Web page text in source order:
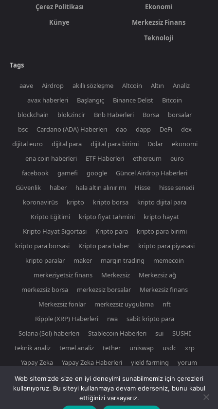
Çerez Politikası
Künye
Ekonomi
Merkezsiz Finans
Teknoloji
Tags
aave Airdrop akıllı sözleşme Altcoin Altın
Analiz
avax haberleri
Başlangıç Binance Delist
Bitcoin
blockchain
blokzincir Bnb Haberleri Borsa
borsalar
bsc
Cardano (ADA) Haberleri dao dapp DeFi
dex
dijital euro
dijital para dijital para birimi Dolar
ekonomi
ena coin haberleri
ETF Haberleri ethereum
euro
facebook
gamefi google
Güncel Airdrop Haberleri
Güvenlik
haber hala altın alınır mı Hisse
hisse senedi
koronavirüs
kripto kripto borsa
kripto dijital para
Kripto Eğitimi
kripto fiyat tahmini
kripto hayat
Kripto Hayat Sigortası
Kripto para
kripto para birimi
kripto para borsasi
Kripto para haber
kripto para piyasasi
kripto paralar
maker margin trading
memecoin
merkeziyetsiz finans
Merkezsiz
Merkezsiz ağ
merkezsiz borsa
merkezsiz borsalar
Merkezsiz finans
Merkezsiz fonlar
merkezsiz uygulama
nft
Ripple (XRP) Haberleri
rwa
sabit kripto para
Solana (Sol) haberleri
Stablecoin Haberleri sui
SUSHI
teknik analiz
temel analiz tether uniswap usdc
xrp
Yapay Zeka
Yapay Zeka Haberleri yield farming yorum
Web sitemizde size en iyi deneyimi sunabilmemiz için çerezleri
kullanıyoruz. Bu siteyi kullanmaya devam ederseniz, bunu kabul
ettiğinizi varsayarız.